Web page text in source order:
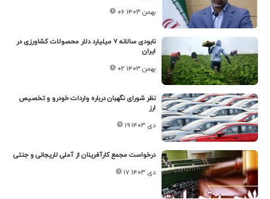
۰۶ بهمن ۱۴۰۳
نابودی سالانه ۷ میلیارد دلار محصولات کشاورزی در
ایران
۰۲ بهمن ۱۴۰۳
نظر شورای نگهبان درباره واردات خودرو و تخصیص
ارز
۱۹ دی ۱۴۰۳
درخواست مجمع کارآفرینان از آملی لاریجانی و جنتی
۱۷ دی ۱۴۰۳